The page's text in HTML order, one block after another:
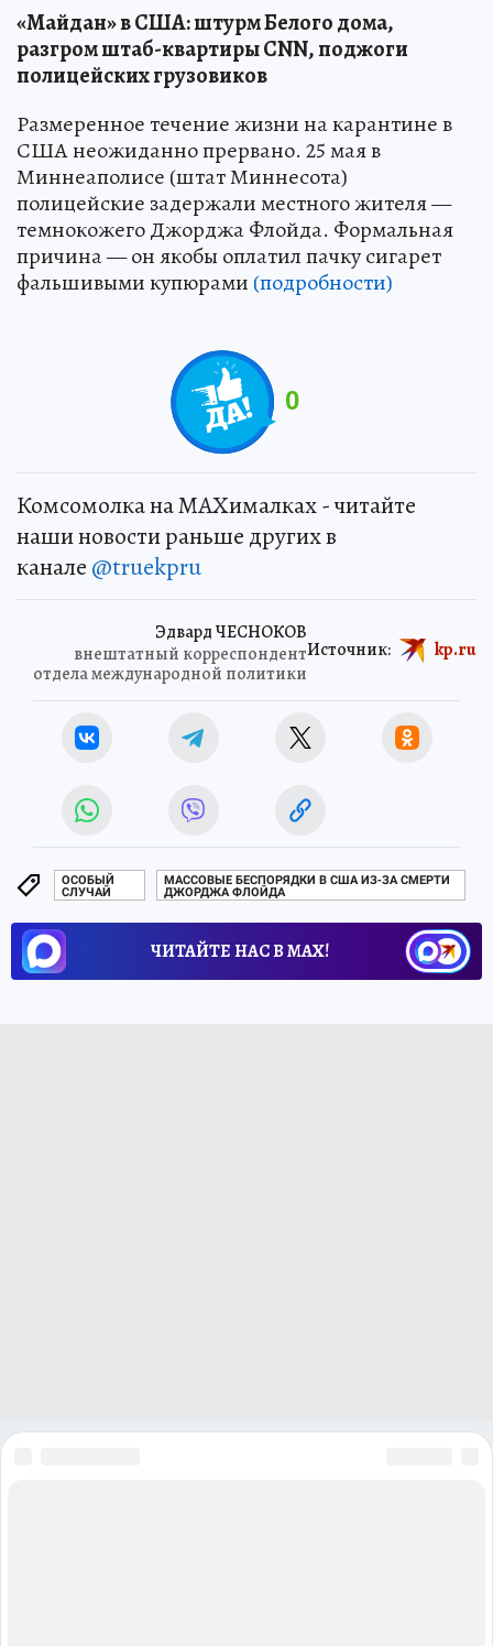
«Майдан» в США: штурм Белого дома,
разгром штаб-квартиры CNN, поджоги
полицейских грузовиков
Размеренное течение жизни на карантине в
США неожиданно прервано. 25 мая в
Миннеаполисе (штат Миннесота)
полицейские задержали местного жителя —
темнокожего Джорджа Флойда. Формальная
причина — он якобы оплатил пачку сигарет
фальшивыми купюрами (подробности)
0
Комсомолка на MAXималках - читайте
наши новости раньше других в
канале @truekpru
Эдвард ЧЕСНОКОВ
внештатный корреспондент
отдела международной политики
Источник: kp.ru
ОСОБЫЙ
СЛУЧАЙ
МАССОВЫЕ БЕСПОРЯДКИ В США ИЗ-ЗА СМЕРТИ
ДЖОРДЖА ФЛОЙДА
ЧИТАЙТЕ НАС В МАХ!